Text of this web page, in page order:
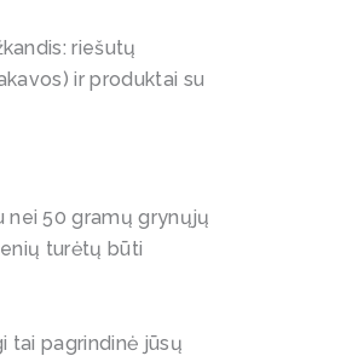
riešutų
ir produktai su
nei 50 gramų grynųjų
turėtų būti
tai pagrindinė jūsų